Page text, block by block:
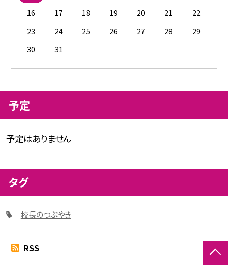
16
17 18 19 20 21
22
23
24 25 26 27 28
29
30
31
予定
予定はありません
タグ
校長のつぶやき
RSS